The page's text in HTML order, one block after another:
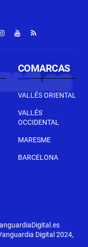
COMARCAS
VALLÉS ORIENTAL
VALLÉS
OCCIDENTAL
MARESME
BARCELONA
Digital 2024,